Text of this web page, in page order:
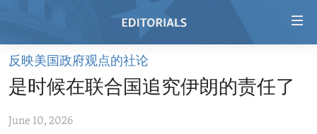
Skip
main
Skip
HOME
VIDEO
RADIO
反映美国政府观点的社论
是时候在联合国追究伊朗的责任了
June 10, 2026